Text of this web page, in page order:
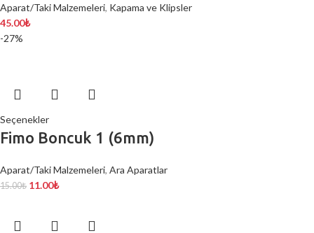
Aparat/Taki Malzemeleri, Kapama ve Klipsler
45.00₺
-27%
Seçenekler
Fimo Boncuk 1 (6mm)
Aparat/Taki Malzemeleri, Ara Aparatlar
15.00₺ 11.00₺